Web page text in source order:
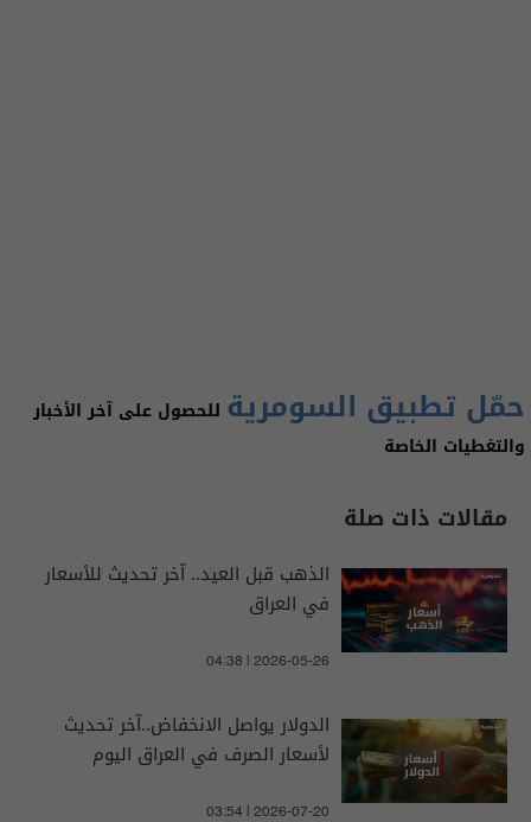
حمّل تطبيق السومرية للحصول على آخر الأخبار
والتغطيات الخاصة
مقالات ذات صلة
الذهب قبل العيد.. آخر تحديث للأسعار
في العراق
04:38 | 2026-05-26
الدولار يواصل الانخفاض..آخر تحديث
لأسعار الصرف في العراق اليوم
03:54 | 2026-07-20